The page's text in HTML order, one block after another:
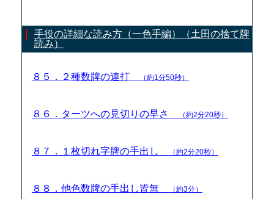
手役の詳細な読み方（一色手編）（土田の捨て牌
読み）
８５．２種数牌の連打 （約1分50秒）
８６．ターツへの見切りの早さ （約2分20秒）
８７．１枚切れ字牌の手出し （約2分20秒）
８８．他色数牌の手出し皆無 （約3分）